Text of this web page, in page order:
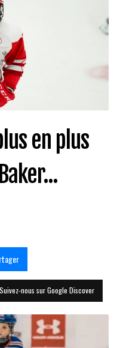
en plus
Suivez-nous sur Google Discover